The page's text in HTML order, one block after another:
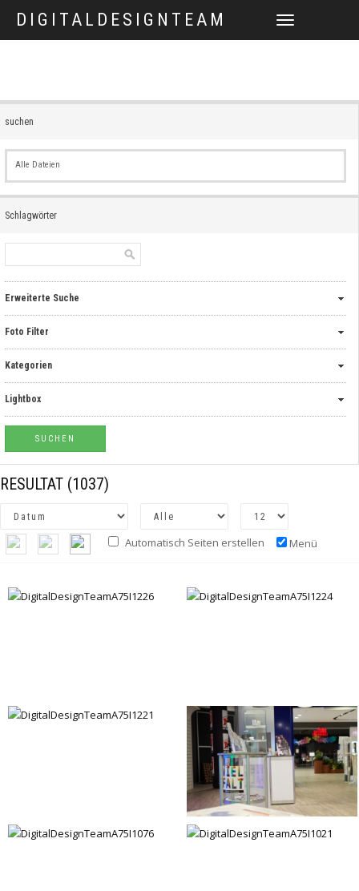
DIGITALDESIGNTEAM
TOGGLE
suchen
Alle Dateien
Schlagwörter
Erweiterte Suche
Foto Filter
Kategorien
Lightbox
RESULTAT (1037)
Automatisch Seiten erstellen Menü